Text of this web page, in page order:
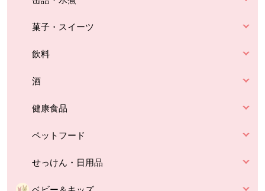
菓子・スイーツ
飲料
酒
健康食品
ペットフード
せっけん・日用品